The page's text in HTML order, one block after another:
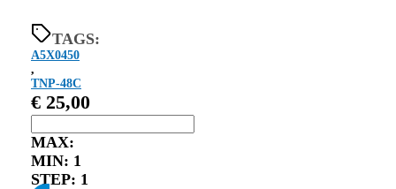
TAGS:
A5X0450
,
TNP-48C
€ 25,00
MAX:
MIN: 1
STEP: 1